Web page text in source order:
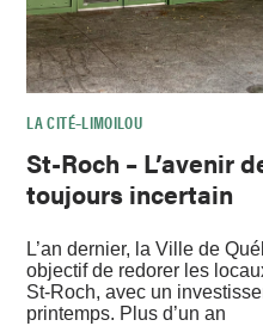
LA CITÉ–LIMOILOU
St-Roch – L’avenir
toujours incertain
L’an dernier, la Ville de
objectif de redorer les
St-Roch, avec un
printemps. Plus d’un an